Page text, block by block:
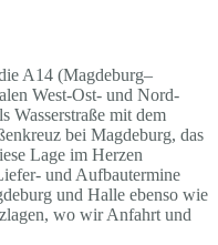
A14 (Magdeburg–
West-Ost- und Nord-
Wasserstraße mit dem
bei Magdeburg, das
Lage im Herzen
und Aufbautermine
und Halle ebenso wie
wo wir Anfahrt und